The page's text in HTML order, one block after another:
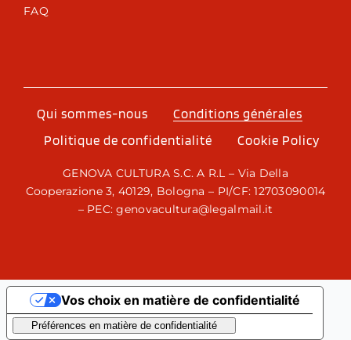
FAQ
Qui sommes-nous
Conditions générales
Politique de confidentialité
Cookie Policy
GENOVA CULTURA S.C. A R.L – Via Della
Cooperazione 3, 40129, Bologna – PI/CF: 12703090014
– PEC: genovacultura@legalmail.it
Notification lors de la collecte
Vos choix en matière de confidentialité